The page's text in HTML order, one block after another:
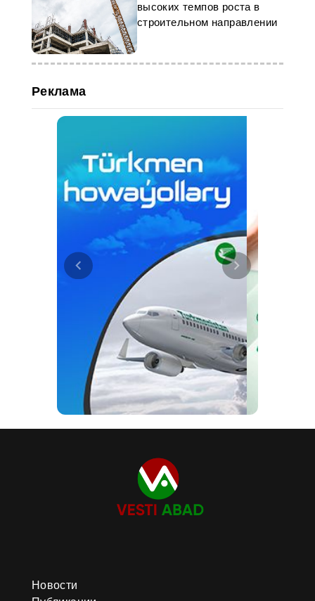
высоких темпов роста в
строительном направлении
Реклама
Новости